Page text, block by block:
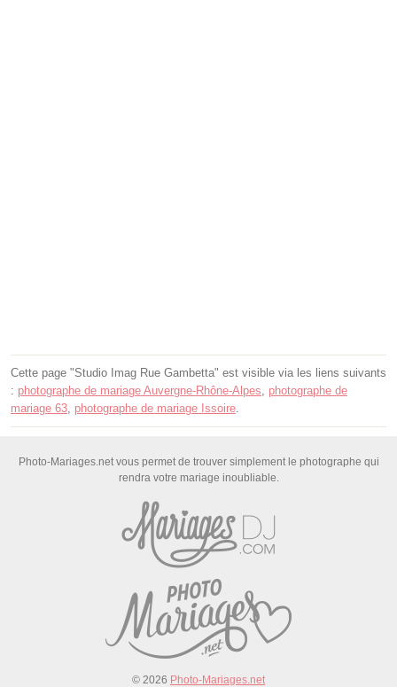
Cette page "Studio Imag Rue Gambetta" est visible via les liens suivants
: photographe de mariage Auvergne-Rhône-Alpes
photographe de
mariage 63 photographe de mariage Issoire
Photo-Mariages.net vous permet de trouver simplement le photographe qui
rendra votre mariage inoubliable.
© 2026 Photo-Mariages.net